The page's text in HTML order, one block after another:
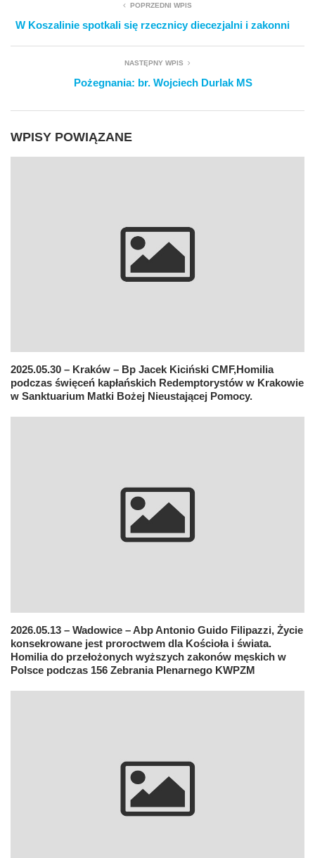
POPRZEDNI WPIS
W Koszalinie spotkali się rzecznicy diecezjalni i zakonni
NASTĘPNY WPIS
Pożegnania: br. Wojciech Durlak MS
WPISY POWIĄZANE
2025.05.30 – Kraków – Bp Jacek Kiciński CMF,Homilia
podczas święceń kapłańskich Redemptorystów w Krakowie
w Sanktuarium Matki Bożej Nieustającej Pomocy.
2026.05.13 – Wadowice – Abp Antonio Guido Filipazzi, Życie
konsekrowane jest proroctwem dla Kościoła i świata.
Homilia do przełożonych wyższych zakonów męskich w
Polsce podczas 156 Zebrania Plenarnego KWPZM